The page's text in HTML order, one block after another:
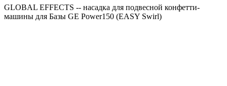
GLOBAL EFFECTS -- насадка для подвесной конфетти-
машины для Базы GE Power150 (EASY Swirl)